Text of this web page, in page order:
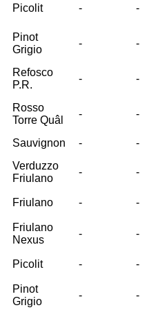
Picolit - -
Pinot
Grigio
- -
Refosco
P.R.
- -
Rosso
Torre Quâl
- -
Sauvignon - -
Verduzzo
Friulano
- -
Friulano - -
Friulano
Nexus
- -
Picolit - -
Pinot
Grigio
- -